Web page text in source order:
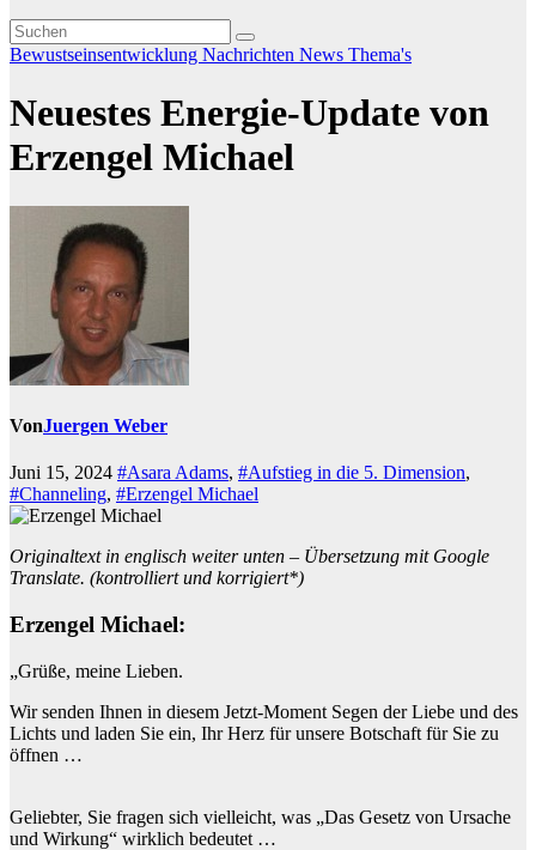
Bewustseinsentwicklung Nachrichten News Thema's
Neuestes Energie-Update von
Erzengel Michael
VonJuergen Weber
Juni 15, 2024 #Asara Adams, #Aufstieg in die 5. Dimension,
#Channeling, #Erzengel Michael
Originaltext in englisch weiter unten – Übersetzung mit Google
Translate. (kontrolliert und korrigiert*)
Erzengel Michael:
„Grüße, meine Lieben.
Wir senden Ihnen in diesem Jetzt-Moment Segen der Liebe und des
Lichts und laden Sie ein, Ihr Herz für unsere Botschaft für Sie zu
öffnen …
Geliebter, Sie fragen sich vielleicht, was „Das Gesetz von Ursache
und Wirkung“ wirklich bedeutet …